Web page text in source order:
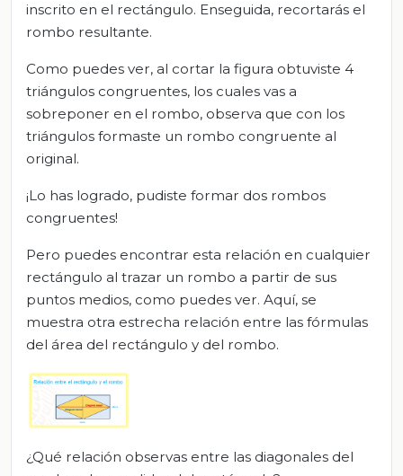
inscrito en el rectángulo. Enseguida, recortarás el
rombo resultante.
Como puedes ver, al cortar la figura obtuviste 4
triángulos congruentes, los cuales vas a
sobreponer en el rombo, observa que con los
triángulos formaste un rombo congruente al
original.
¡Lo has logrado, pudiste formar dos rombos
congruentes!
Pero puedes encontrar esta relación en cualquier
rectángulo al trazar un rombo a partir de sus
puntos medios, como puedes ver. Aquí, se
muestra otra estrecha relación entre las fórmulas
del área del rectángulo y del rombo.
¿Qué relación observas entre las diagonales del